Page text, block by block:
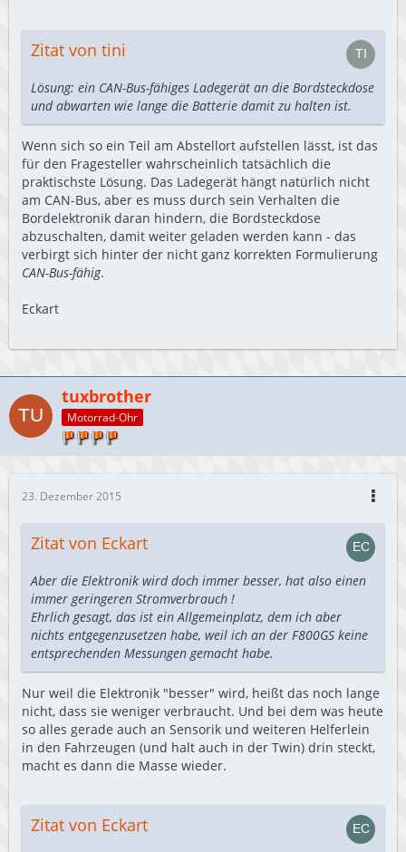
Zitat von tini
Lösung: ein CAN-Bus-fähiges Ladegerät an die Bordsteckdose
und abwarten wie lange die Batterie damit zu halten ist.
Wenn sich so ein Teil am Abstellort aufstellen lässt, ist das
für den Fragesteller wahrscheinlich tatsächlich die
praktischste Lösung. Das Ladegerät hängt natürlich nicht
am CAN-Bus, aber es muss durch sein Verhalten die
Bordelektronik daran hindern, die Bordsteckdose
abzuschalten, damit weiter geladen werden kann - das
verbirgt sich hinter der nicht ganz korrekten Formulierung
CAN-Bus-fähig.
Eckart
tuxbrother
Motorrad-Ohr
23. Dezember 2015
Zitat von Eckart
Aber die Elektronik wird doch immer besser, hat also einen
immer geringeren Stromverbrauch !
Ehrlich gesagt, das ist ein Allgemeinplatz, dem ich aber
nichts entgegenzusetzen habe, weil ich an der F800GS keine
entsprechenden Messungen gemacht habe.
Nur weil die Elektronik "besser" wird, heißt das noch lange
nicht, dass sie weniger verbraucht. Und bei dem was heute
so alles gerade auch an Sensorik und weiteren Helferlein
in den Fahrzeugen (und halt auch in der Twin) drin steckt,
macht es dann die Masse wieder.
Zitat von Eckart